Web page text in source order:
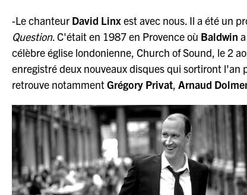
-Le chanteur David Linxest avec nous. Il a été un
Question. C'était en 1987 en Provence où Baldwin
célèbre église londonienne, Church of Sound, le 2
enregistré deux nouveaux disques qui sortiront l'an
retrouve notammentGrégory Privat, Arnaud